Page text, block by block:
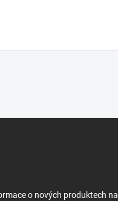
o nových produktech na